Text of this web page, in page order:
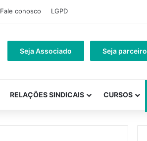
Fale conosco LGPD
Seja Associado Seja parceiro
RELAÇÕES SINDICAIS CURSOS